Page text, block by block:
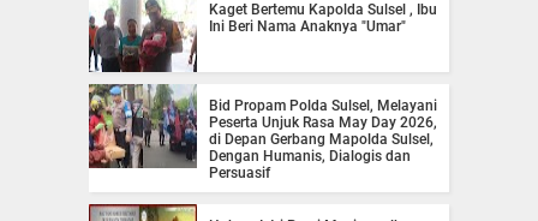
Kaget Bertemu Kapolda Sulsel , Ibu
Ini Beri Nama Anaknya "Umar"
Bid Propam Polda Sulsel, Melayani
Peserta Unjuk Rasa May Day 2026,
di Depan Gerbang Mapolda Sulsel,
Dengan Humanis, Dialogis dan
Persuasif